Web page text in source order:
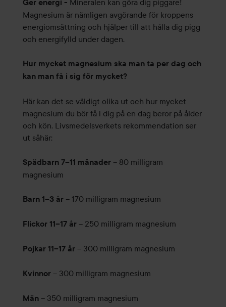
Ger energi -
Magnesium är nämligen avgörande för kroppens
energiomsättning och hjälper till att hålla dig pigg
och energifylld under dagen.
Hur mycket magnesium ska man ta per dag och
kan man få i sig för mycket?
Här kan det se väldigt olika ut och hur mycket
magnesium du bör få i dig på en dag beror på ålder
och kön. Livsmedelsverkets rekommendation ser
ut såhär:
Spädbarn 7–11 månader– 80 milligram
magnesium
Barn 1–3 år – 170 milligram magnesium
Flickor 11–17 år– 250 milligram magnesium
Pojkar 11–17 år– 300 milligram magnesium
Kvinnor– 300 milligram magnesium
Män– 350 milligram magnesium